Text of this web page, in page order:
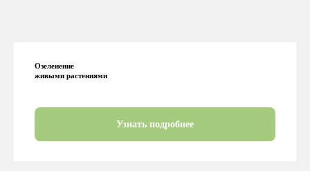
Озеленение
живыми растениями
Узнать подробнее